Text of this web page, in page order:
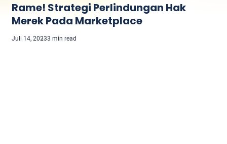
Rame! Strategi Perlindungan Hak
Merek Pada Marketplace
Juli 14, 20233 min read